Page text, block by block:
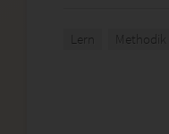
Lern Methodik